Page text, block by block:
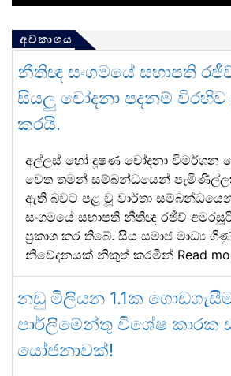
අවකාශය
නීතිඥ සංගමයේ සභාපති
සියලු චෝදනා පදනම් විරහිව
කරයි.
අල්ලස් හෝ දූෂණ චෝදනා විමර්ශන
වෙත තමන් සම්බන්ධයෙන්
ඇති බවට පළ වූ වාර්තා
සංගමයේ සභාපති නීතිඥ රජීව්
ප්‍රකාශ කර තිබේ. සිය සමාජ මාධ්‍ය
නිවේදනයක් නිකුත් කරමින් Read
නඩු මිලියන 1.1ක
පාර්ලිමේන්තු විශේෂ කාරක
යෝජනාවක්!